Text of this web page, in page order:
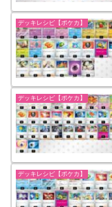
デッキレシピ【ポケカ】
デッキレシピ【ポケカ】
デッキレシピ【ポケカ】